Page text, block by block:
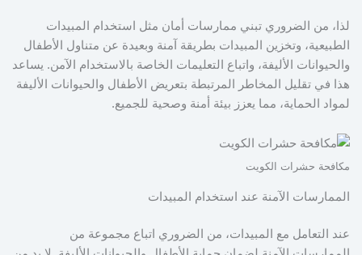
لذا، من الضروري تبني ممارسات أمان مثل استخدام المبيدات
الطبيعية، وتخزين المبيدات بطريقة آمنة وبعيدة عن متناول الأطفال
والحيوانات الأليفة، واتباع التعليمات الخاصة بالاستخدام الآمن. يساعد
هذا في تقليل المخاطر المرتبطة بتعريض الأطفال والحيوانات الأليفة
لمواد الحماية، مما يعزز بيئة أمنة وصحية للجميع.
مكافحة حشرات الكويت
الممارسات الآمنة عند استخدام المبيدات
عند التعامل مع المبيدات، من الضروري اتباع مجموعة من